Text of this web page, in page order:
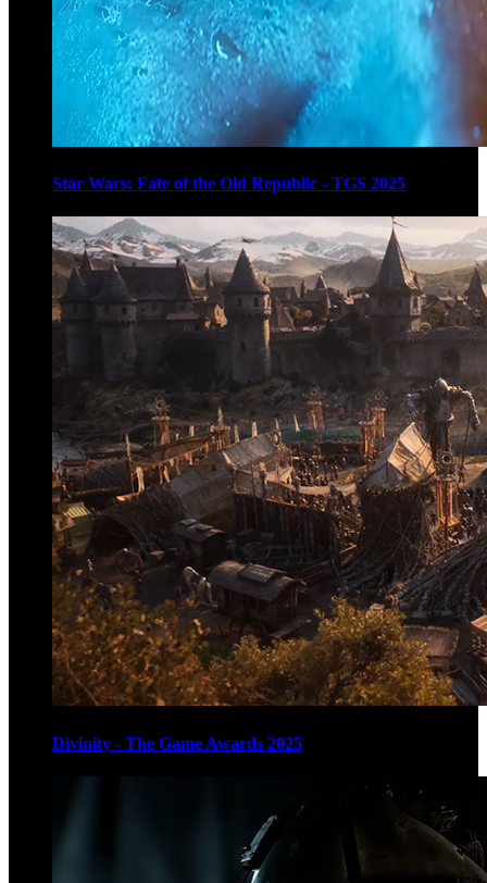
Star Wars: Fate of the Old Republic - TGS 2025
Divinity - The Game Awards 2025